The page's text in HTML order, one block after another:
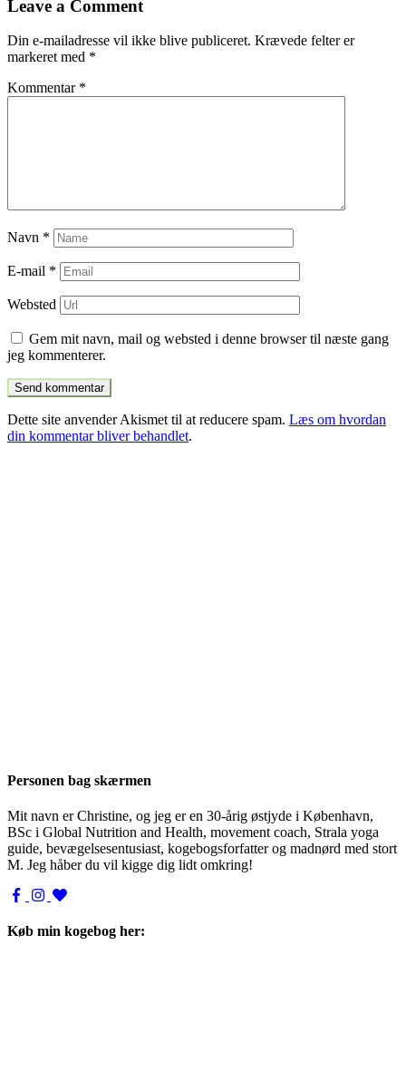
Leave a Comment
Din e-mailadresse vil ikke blive publiceret. Krævede felter er
markeret med *
Kommentar *
Navn *
E-mail *
Websted
Gem mit navn, mail og websted i denne browser til næste gang
jeg kommenterer.
Dette site anvender Akismet til at reducere spam. Læs om hvordan
din kommentar bliver behandlet.
Personen bag skærmen
Mit navn er Christine, og jeg er en 30-årig østjyde i København,
BSc i Global Nutrition and Health, movement coach, Strala yoga
guide, bevægelsesentusiast, kogebogsforfatter og madnørd med stort
M. Jeg håber du vil kigge dig lidt omkring!
Køb min kogebog her: